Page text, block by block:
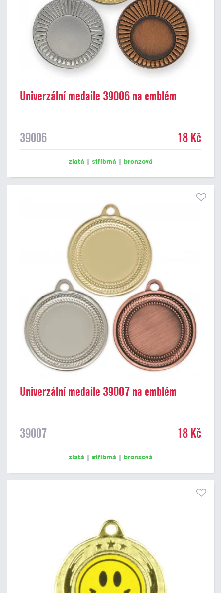
Univerzální medaile 39006 na emblém
39006 18 Kč
zlatá | stříbrná | bronzová
Univerzální medaile 39007 na emblém
39007 18 Kč
zlatá | stříbrná | bronzová